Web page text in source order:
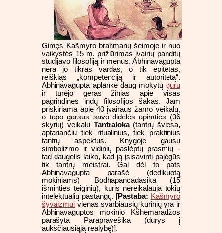
Gimęs Kašmyro brahmanų šeimoje ir nuo
vaikystės 15 m. prižiūrimas įvairių panditų
studijavo filosofiją ir menus. Abhinavagupta
nėra jo tikras vardas, o tik epitetas,
reiškiąs „kompetenciją ir autoritetą“.
Abhinavagupta aplankė daug mokytų guru
ir turėjo geras žinias apie visas
pagrindines indų filosofijos šakas. Jam
priskiriama apie 40 įvairaus žanro veikalų,
o tapo garsus savo didelės apimties (36
skyrių) veikalu Tantraloka(tantrų šviesa,
aptariančiu tiek ritualinius, tiek praktinius
tantrų aspektus. Knygoje gausu
simbolizmo ir vidinių paslėptų prasmių -
tad daugelis laiko, kad ją įsisavinti pajėgūs
tik tantrų meistrai. Gal dėl to pats
Abhinavagupta parašė (dedikuotą
mokiniams) Bodhapancadasika (15
išminties teiginių), kuris nereikalauja tokių
intelektualių pastangų. [Pastaba: Kašmyro
šyvaizmui vienas svarbiausių kūrinių yra ir
Abhinavaguptos mokinio Kšhemaradžos
parašyta Parapravešika (durys į
aukščiausiąją realybę)].